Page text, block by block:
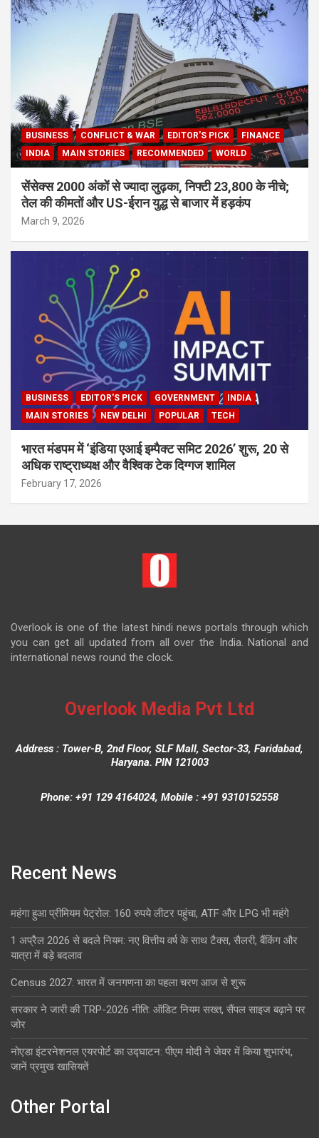
BUSINESS CONFLICT & WAR EDITOR'S PICK
FINANCE
INDIA
MAIN STORIES RECOMMENDED WORLD
सेंसेक्स 2000 अंकों से ज्यादा लुढ़का, निफ्टी 23,800 के नीचे;
तेल की कीमतों और US-ईरान युद्ध से बाजार में हड़कंप
March 9, 2026
BUSINESS EDITOR'S PICK GOVERNMENT
INDIA
MAIN STORIES
NEW DELHI POPULAR TECH
भारत मंडपम में ‘इंडिया एआई इम्पैक्ट समिट 2026’ शुरू, 20 से
अधिक राष्ट्राध्यक्ष और वैश्विक टेक दिग्गज शामिल
February 17, 2026
Overlook is one of the latest hindi news portals through which
you can get all updated from all over the India. National and
international news round the clock.
Overlook Media Pvt Ltd
Address : Tower-B, 2nd Floor, SLF Mall, Sector-33, Faridabad,
Haryana. PIN 121003
Phone: +91 129 4164024, Mobile : +91 9310152558
Recent News
महंगा हुआ प्रीमियम पेट्रोल: 160 रुपये लीटर पहुंचा, ATF और LPG भी महंगे
1 अप्रैल 2026 से बदले नियम: नए वित्तीय वर्ष के साथ टैक्स, सैलरी, बैंकिंग और
यात्रा में बड़े बदलाव
Census 2027: भारत में जनगणना का पहला चरण आज से शुरू
सरकार ने जारी की TRP-2026 नीति: ऑडिट नियम सख्त, सैंपल साइज बढ़ाने पर
जोर
नोएडा इंटरनेशनल एयरपोर्ट का उद्घाटन: पीएम मोदी ने जेवर में किया शुभारंभ,
जानें प्रमुख खासियतें
Other Portal